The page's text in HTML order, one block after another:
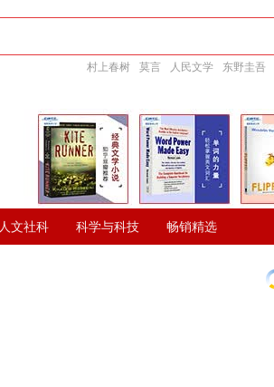
村上春树 莫言 人民文学 东野圭吾
人文社科 科学与科技 畅销精选